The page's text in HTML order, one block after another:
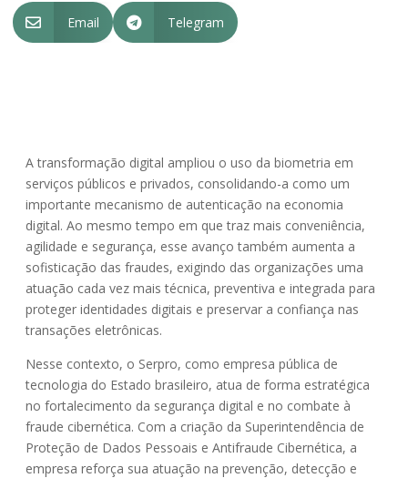
 Email  Telegram
A transformação digital ampliou o uso da biometria em
serviços públicos e privados, consolidando-a como um
importante mecanismo de autenticação na economia
digital. Ao mesmo tempo em que traz mais conveniência,
agilidade e segurança, esse avanço também aumenta a
sofisticação das fraudes, exigindo das organizações uma
atuação cada vez mais técnica, preventiva e integrada para
proteger identidades digitais e preservar a confiança nas
transações eletrônicas.
Nesse contexto, o Serpro, como empresa pública de
tecnologia do Estado brasileiro, atua de forma estratégica
no fortalecimento da segurança digital e no combate à
fraude cibernética. Com a criação da Superintendência de
Proteção de Dados Pessoais e Antifraude Cibernética, a
empresa reforça sua atuação na prevenção, detecção e